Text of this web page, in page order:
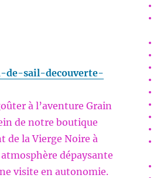
de-sail-decouverte-
à l’aventure Grain
de notre boutique
de la Vierge Noire à
dépaysante
visite en autonomie.